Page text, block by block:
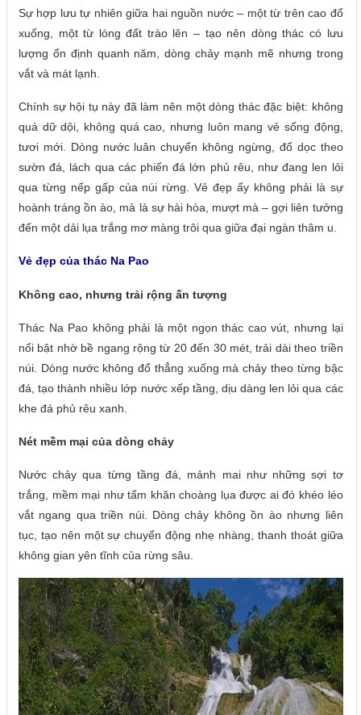
Sự hợp lưu tự nhiên giữa hai nguồn nước – một từ trên cao đổ
xuống, một từ lòng đất trào lên – tạo nên dòng thác có lưu
lượng ổn định quanh năm, dòng chảy mạnh mẽ nhưng trong
vắt và mát lạnh.
Chính sự hội tụ này đã làm nên một dòng thác đặc biệt: không
quá dữ dội, không quá cao, nhưng luôn mang vẻ sống động,
tươi mới. Dòng nước luân chuyển không ngừng, đổ dọc theo
sườn đá, lách qua các phiến đá lớn phủ rêu, như đang len lỏi
qua từng nếp gấp của núi rừng. Vẻ đẹp ấy không phải là sự
hoành tráng ồn ào, mà là sự hài hòa, mượt mà – gợi liên tưởng
đến một dải lụa trắng mơ màng trôi qua giữa đại ngàn thâm u.
Vẻ đẹp của thác Na Pao
Không cao, nhưng trải rộng ấn tượng
Thác Na Pao không phải là một ngọn thác cao vút, nhưng lại
nổi bật nhờ bề ngang rộng từ 20 đến 30 mét, trải dài theo triền
núi. Dòng nước không đổ thẳng xuống mà chảy theo từng bậc
đá, tạo thành nhiều lớp nước xếp tầng, dịu dàng len lỏi qua các
khe đá phủ rêu xanh.
Nét mềm mại của dòng chảy
Nước chảy qua từng tầng đá, mảnh mai như những sợi tơ
trắng, mềm mại như tấm khăn choàng lụa được ai đó khéo léo
vắt ngang qua triền núi. Dòng chảy không ồn ào nhưng liên
tục, tạo nên một sự chuyển động nhẹ nhàng, thanh thoát giữa
không gian yên tĩnh của rừng sâu.